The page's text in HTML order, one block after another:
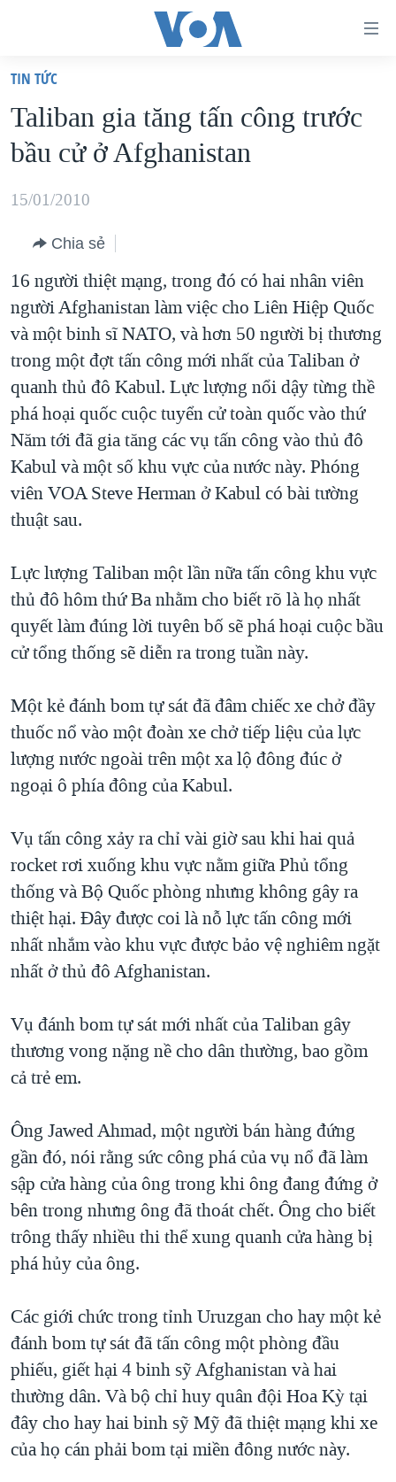
truy
cập
Tới
dung
chính
điều
hướng
chính
Đi
tới
"Tìm"
VIỆT NAM
HOA KỲ
BIỂN ĐÔNG
BLOG
DIỄN ĐÀN
MỤC
TỰ DO BÁO CHÍ
VẠCH TRẦN TIN GIẢ
NGƯỜI VIỆT HẢI NGOẠI
ĐỜI SỐNG
KHOA HỌC
VĂN HOÁ
THỂ THAO
CHUYÊN ĐỀ
CHIẾN TRANH THƯƠNG MẠI CỦA MỸ: QUÁ KHỨ VÀ HIỆN
HÀNH TRÌNH BẦU CỬ 2024
MỘT NĂM CHIẾN TRANH TẠI DẢI GAZA
GIẢI MÃ VÀNH ĐAI & CON ĐƯỜNG
NGÀY TỊ NẠN THẾ GIỚI
GROUND ZERO – XƯA VÀ NAY
CHI PHÍ CHIẾN TRANH AFGHANISTAN
CÁC GIÁ TRỊ CỘNG HÒA Ở VIỆT NAM
TRỊNH VĨNH BÌNH VS. CHÍNH PHỦ VIỆT NAM
NGƯ DÂN VIỆT VÀ LÀN SÓNG TRỘM HẢI SÂM
BÊN KIA QUỐC LỘ: TIẾNG VỌNG TỪ NÔNG THÔN MỸ
HỌC TIẾNG ANH
VIDEO
NGHE
MẠNG XÃ HỘI
Ngôn ngữ khác
TIN TỨC
Taliban gia tăng tấn công trước
bầu cử ở Afghanistan
15/01/2010
Chia sẻ
16 người thiệt mạng, trong đó có hai nhân viên
người Afghanistan làm việc cho Liên Hiệp Quốc
và một binh sĩ NATO, và hơn 50 người bị thương
trong một đợt tấn công mới nhất của Taliban ở
quanh thủ đô Kabul. Lực lượng nổi dậy từng thề
phá hoại quốc cuộc tuyển cử toàn quốc vào thứ
Năm tới đã gia tăng các vụ tấn công vào thủ đô
Kabul và một số khu vực của nước này. Phóng
viên VOA Steve Herman ở Kabul có bài tường
thuật sau.
Lực lượng Taliban một lần nữa tấn công khu vực
thủ đô hôm thứ Ba nhằm cho biết rõ là họ nhất
quyết làm đúng lời tuyên bố sẽ phá hoại cuộc bầu
cử tổng thống sẽ diễn ra trong tuần này.
Một kẻ đánh bom tự sát đã đâm chiếc xe chở đầy
thuốc nổ vào một đoàn xe chở tiếp liệu của lực
lượng nước ngoài trên một xa lộ đông đúc ở
ngoại ô phía đông của Kabul.
Vụ tấn công xảy ra chỉ vài giờ sau khi hai quả
rocket rơi xuống khu vực nằm giữa Phủ tổng
thống và Bộ Quốc phòng nhưng không gây ra
thiệt hại. Đây được coi là nỗ lực tấn công mới
nhất nhắm vào khu vực được bảo vệ nghiêm ngặt
nhất ở thủ đô Afghanistan.
Vụ đánh bom tự sát mới nhất của Taliban gây
thương vong nặng nề cho dân thường, bao gồm
cả trẻ em.
Ông Jawed Ahmad, một người bán hàng đứng
gần đó, nói rằng sức công phá của vụ nổ đã làm
sập cửa hàng của ông trong khi ông đang đứng ở
bên trong nhưng ông đã thoát chết. Ông cho biết
trông thấy nhiều thi thể xung quanh cửa hàng bị
phá hủy của ông.
Các giới chức trong tỉnh Uruzgan cho hay một kẻ
đánh bom tự sát đã tấn công một phòng đầu
phiếu, giết hại 4 binh sỹ Afghanistan và hai
thường dân. Và bộ chỉ huy quân đội Hoa Kỳ tại
đây cho hay hai binh sỹ Mỹ đã thiệt mạng khi xe
của họ cán phải bom tại miền đông nước này.